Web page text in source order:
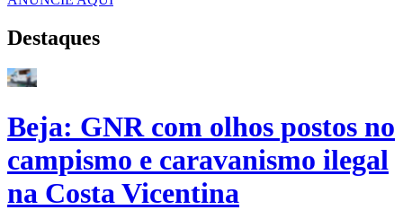
Destaques
Beja: GNR com olhos postos no
campismo e caravanismo ilegal
na Costa Vicentina